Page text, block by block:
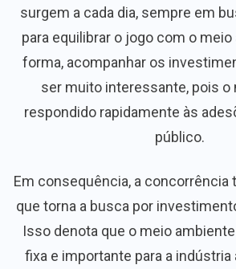
surgem a cada dia, sempre em
para equilibrar o jogo com o
forma, acompanhar os
ser muito interessante, pois o
respondido rapidamente às
público.
Em consequência, a concorrência
que torna a busca por
Isso denota que o meio
fixa e importante para a